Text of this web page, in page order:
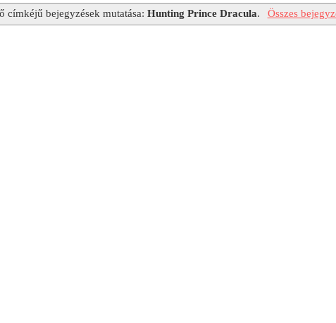
címkéjű bejegyzések mutatása:Hunting Prince Dracula. Összes